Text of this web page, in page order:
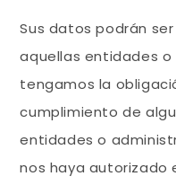
Sus datos podrán
aquellas entidades
tengamos la
cumplimiento de
entidades o
nos haya autorizado